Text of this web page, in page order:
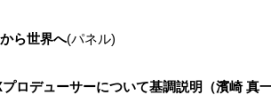
ら世界へ(パネル)
ロデューサーについて基調説明（濱崎 真一